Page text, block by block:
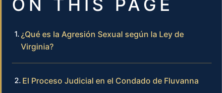
ON THIS PAGE
¿Qué es la Agresión Sexual según la Ley de
Virginia?
El Proceso Judicial en el Condado de Fluvanna